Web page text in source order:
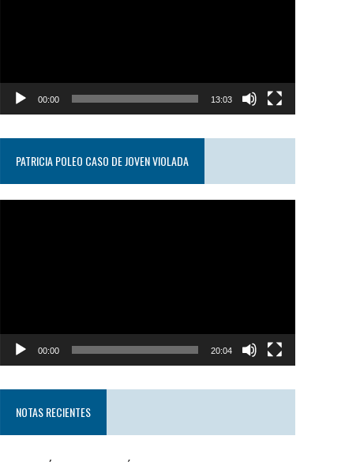
00:00 13:03
PATRICIA POLEO CASO DE JOVEN VIOLADA
00:00 20:04
NOTAS RECIENTES